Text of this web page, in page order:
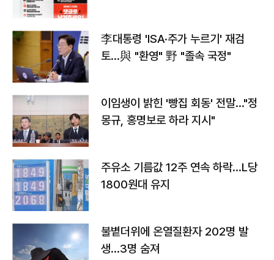
李대통령 'ISA·주가 누르기' 재검
토…與 "환영" 野 "졸속 국정"
이임생이 밝힌 '빵집 회동' 전말…"정
몽규, 홍명보로 하라 지시"
주유소 기름값 12주 연속 하락…L당
1800원대 유지
불볕더위에 온열질환자 202명 발
생…3명 숨져